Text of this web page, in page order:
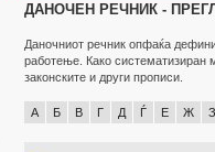
ДАНОЧЕН РЕЧНИК -
Даночниот речник опфаќа
работење. Како систематизиран
законските и други прописи.
А Б В Г Д Ѓ Е Ж З